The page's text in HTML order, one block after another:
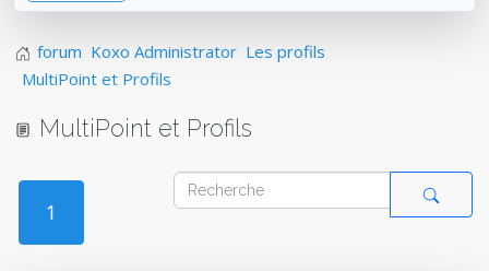
forum Koxo Administrator Les profils
MultiPoint et Profils
MultiPoint et Profils
1